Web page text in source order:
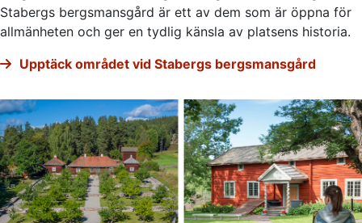
Stabergs bergsmansgård är ett av dem som är öppna för
allmänheten och ger en tydlig känsla av platsens historia.
Upptäck området vid Stabergs bergsmansgård